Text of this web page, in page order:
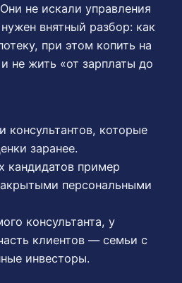
не искали управления
внятный разбор: как
при этом копить на
не жить «от зарплаты до
консультантов, которые
заранее.
кандидатов пример
персональными
консультанта, у
клиентов — семьи с
инвесторы.